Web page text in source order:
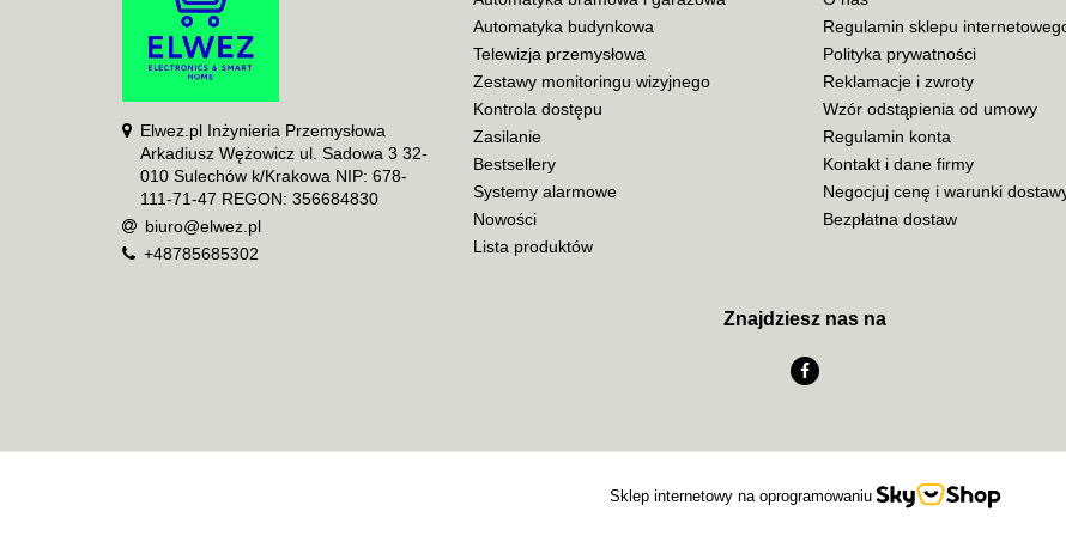
ADATA
AISKO
AJAX SYSTEMS
AKUVOX
Elwez.pl Inżynieria Przemysłowa
Arkadiusz Wężowicz ul. Sadowa 3 32-
010 Sulechów k/Krakowa NIP: 678-
111-71-47 REGON: 356684830
biuro@elwez.pl
+48785685302
Automatyka budynkowa
Telewizja przemysłowa
Zestawy monitoringu wizyjnego
Kontrola dostępu
Zasilanie
Bestsellery
Systemy alarmowe
Nowości
Lista produktów
Regulamin sklepu
Polityka prywatności
Reklamacje i zwroty
Wzór odstąpienia od umowy
Regulamin konta
Kontakt i dane firmy
Negocjuj cenę i warunki
Bezpłatna dostaw
Znajdziesz nas na
Sklep internetowy na oprogramowaniu